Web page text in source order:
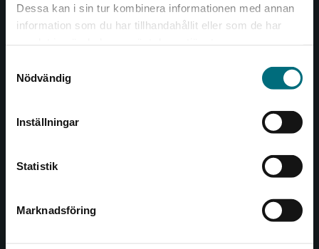
Dessa kan i sin tur kombinera informationen med annan
information som du har tillhandahållit eller som de har
Nödvändig
Inställningar
Statistik
Marknadsföring
Det verkar som att du besöker
Sverige. För att kunna slutföra ett köp måste
Box 141
Besöksadress:
Åkergränden 1
Kontakta kundservice